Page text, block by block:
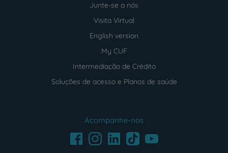
Junte-se a nós
Visita Virtual
English version
My CUF
Intermediação de Crédito
Soluções de acesso e Planos de saúde
Acompanhe-nos
FacebookInstagramLinkedInTikTokYoutube